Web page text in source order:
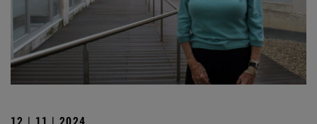
12 | 11 | 2024